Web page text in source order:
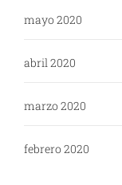
mayo 2020
abril 2020
marzo 2020
febrero 2020